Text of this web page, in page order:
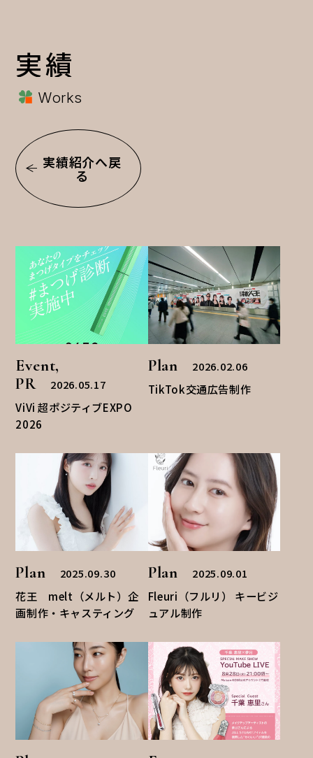
実績
Works
実績紹介へ戻
る
Event,
PR
2026.05.17
ViVi 超ポジティブEXPO
2026
Plan 2026.02.06
TikTok交通広告制作
Plan 2025.09.30
花王 melt（メルト）企
画制作・キャスティング
Plan 2025.09.01
Fleuri（フルリ） キービジ
ュアル制作